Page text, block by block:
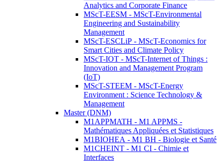
Analytics and Corporate Finance
MScT-EESM - MScT-Environmental
Engineering and Sustainability
Management
MScT-ESCLiP - MScT-Economics for
Smart Cities and Climate Policy
MScT-IOT - MScT-Internet of Things :
Innovation and Management Program
(IoT)
MScT-STEEM - MScT-Energy
Environment : Science Technology &
Management
Master (DNM)
M1APPMATH - M1 APPMS -
Mathématiques Appliquées et Statistiques
M1BIOHEA - M1 BH - Biologie et Santé
M1CHEINT - M1 CI - Chimie et
Interfaces